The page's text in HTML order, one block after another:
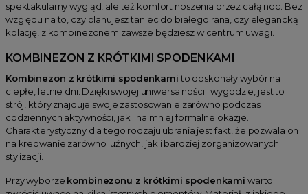
spektakularny wygląd, ale też komfort noszenia przez całą noc. Bez
względu na to, czy planujesz taniec do białego rana, czy elegancką
kolację, z kombinezonem zawsze będziesz w centrum uwagi.
KOMBINEZON Z KRÓTKIMI SPODENKAMI
Kombinezon z krótkimi spodenkami to doskonały wybór na
ciepłe, letnie dni. Dzięki swojej uniwersalności i wygodzie, jest to
strój, który znajduje swoje zastosowanie zarówno podczas
codziennych aktywności, jak i na mniej formalne okazje.
Charakterystyczny dla tego rodzaju ubrania jest fakt, że pozwala on
na kreowanie zarówno luźnych, jak i bardziej zorganizowanych
stylizacji.
Przy wyborze kombinezonu z krótkimi spodenkami warto